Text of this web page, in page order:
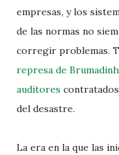
empresas, y los
de las normas no
corregir problemas.
represa de
auditores
del desastre.
La era en la que las